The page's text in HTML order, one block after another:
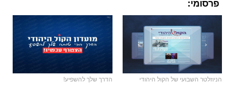
פרסומי:
הניוזלטר השבועי של הקול היהודי הדרך שלך להשפיע!